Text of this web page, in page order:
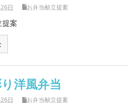
日 お弁当献立提案
提案
洋風弁当
日 お弁当献立提案